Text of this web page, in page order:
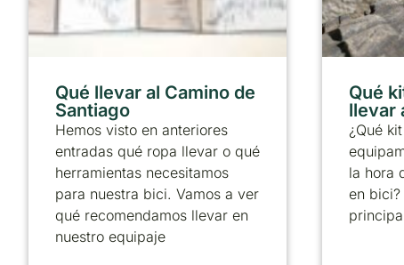
Qué llevar al Camino de
Santiago
Hemos visto en anteriores
entradas qué ropa llevar o qué
herramientas necesitamos
para nuestra bici. Vamos a ver
qué recomendamos llevar en
nuestro equipaje
Qué
llevar
¿Qué
la hora
en